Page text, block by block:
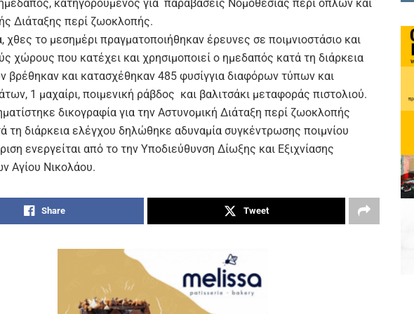
κατηγορούμενος για παραβάσεις Νομοθεσίας περί όπλων και
Διάταξης περί ζωοκλοπής.
χθες το μεσημέρι πραγματοποιήθηκαν έρευνες σε ποιμνιοστάσιο και
χώρους που κατέχει και χρησιμοποιεί ο ημεδαπός κατά τη διάρκεια
βρέθηκαν και κατασχέθηκαν 485 φυσίγγια διαφόρων τύπων και
1 μαχαίρι, ποιμενική ράβδος και βαλιτσάκι μεταφοράς πιστολιού.
δικογραφία για την Αστυνομική Διάταξη περί ζωοκλοπής
τη διάρκεια ελέγχου δηλώθηκε αδυναμία συγκέντρωσης ποιμνίου
ενεργείται από το την Υποδιεύθυνση Δίωξης και Εξιχνίασης
Αγίου Νικολάου.
Share Tweet